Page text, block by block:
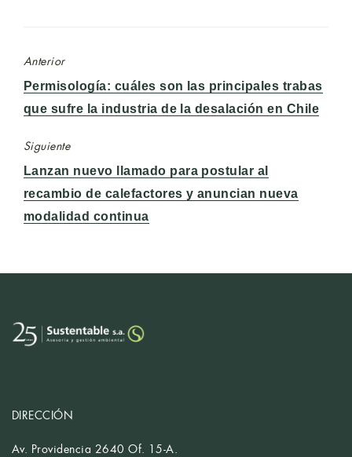
Anterior
Entrada
anterior:
Permisología: cuáles son las principales trabas
que sufre la industria de la desalación en Chile
Siguiente
Entrada
siguiente:
Lanzan nuevo llamado para postular al
recambio de calefactores y anuncian nueva
modalidad continua
DIRECCIÓN
Av. Providencia 2640 Of. 15-A.